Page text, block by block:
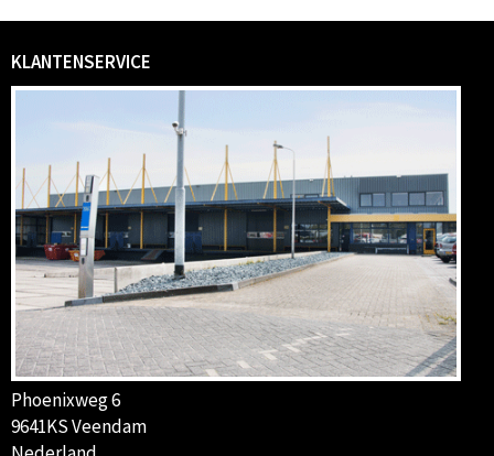
KLANTENSERVICE
Phoenixweg 6
9641KS Veendam